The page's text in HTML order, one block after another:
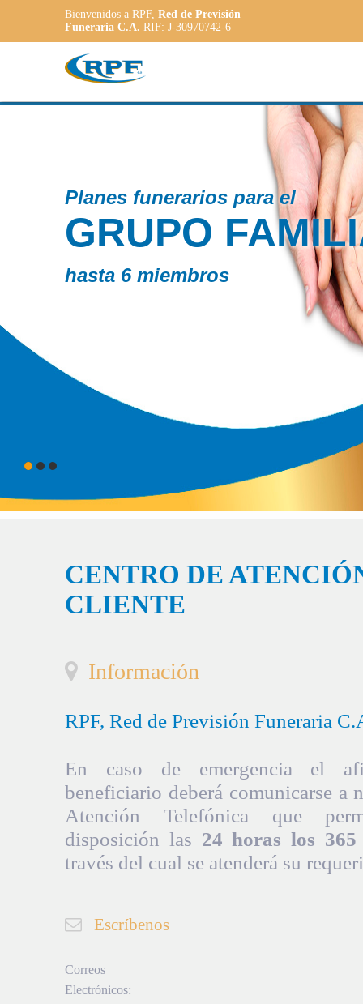
Bienvenidos a RPF, Red de Previsión
Funeraria C.A. RIF: J-30970742-6
Contamos
a las
CENTRO DE
CLIENTE
Información
RPF, Red de Previsión Funeraria
En caso de emergencia el
beneficiario deberá comunicarse a
Atención Telefónica que
disposición las 24 horas los
través del cual se atenderá su
Escríbenos
Correos
Electrónicos: